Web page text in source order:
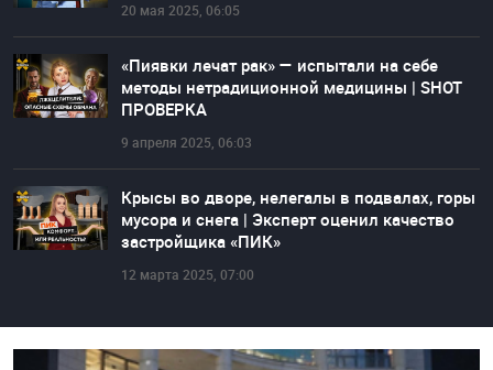
20 мая 2025, 06:05
«Пиявки лечат рак» — испытали на себе
методы нетрадиционной медицины | SHOT
ПРОВЕРКА
9 апреля 2025, 06:03
Крысы во дворе, нелегалы в подвалах, горы
мусора и снега | Эксперт оценил качество
застройщика «ПИК»
12 марта 2025, 07:00